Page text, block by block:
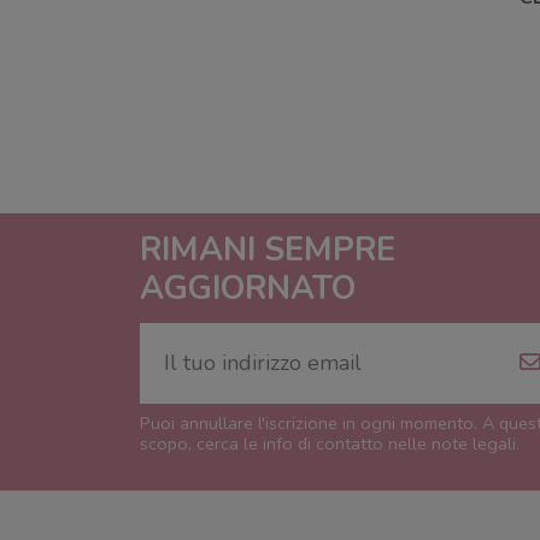
RIMANI SEMPRE
AGGIORNATO
Puoi annullare l'iscrizione in ogni momento. A
scopo, cerca le info di contatto nelle note legali.